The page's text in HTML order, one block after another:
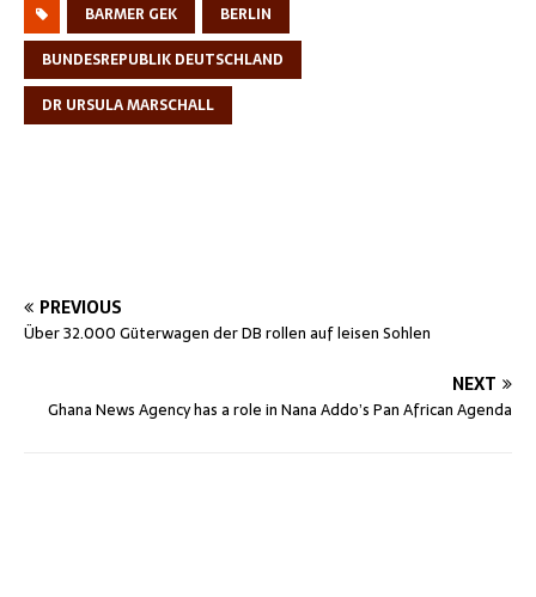
BARMER GEK
BERLIN
BUNDESREPUBLIK DEUTSCHLAND
DR URSULA MARSCHALL
PREVIOUS
Über 32.000 Güterwagen der DB rollen auf leisen Sohlen
NEXT
Ghana News Agency has a role in Nana Addo’s Pan African Agenda